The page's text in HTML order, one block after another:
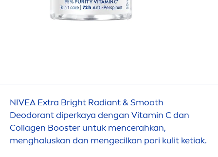
NIVEA Extra Bright Radiant & Smooth
Deodorant diperkaya dengan Vitamin C dan
Collagen Booster untuk mencerahkan,
menghaluskan dan mengecilkan pori kulit ketiak.